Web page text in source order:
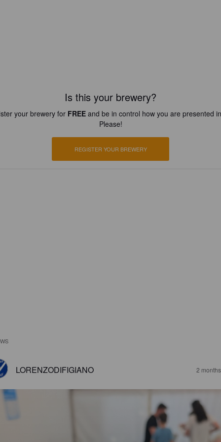
Is this your brewery?
your brewery for FREEand be in control how you are presented
Please!
REGISTER YOUR BREWERY
LORENZODIFIGIANO 2